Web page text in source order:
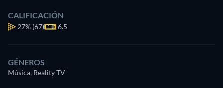
CALIFICACIÓN
27% (67) 6.5
GÉNEROS
Música, Reality TV